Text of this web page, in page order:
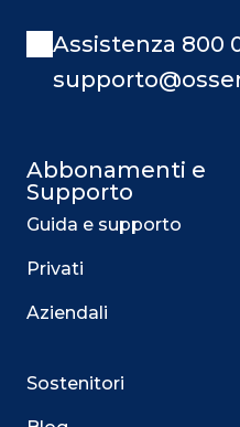
Assistenza 800
Abbonamenti e
Supporto
Guida e supporto
Privati
Aziendali
Sostenitori